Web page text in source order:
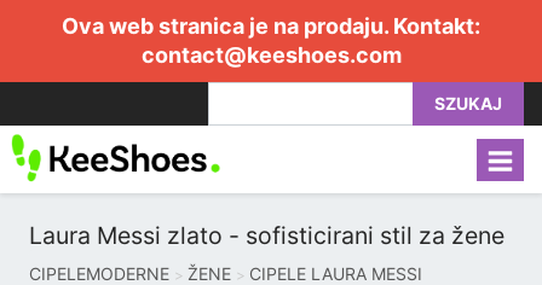
Ova web stranica je na prodaju. Kontakt:
contact@keeshoes.com
SZUKAJ
Laura Messi zlato - sofisticirani stil za žene
CIPELEMODERNE ŽENE CIPELE LAURA MESSI